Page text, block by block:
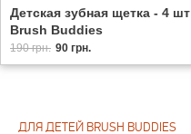
Детская зубная щетка - 4 шт
Brush Buddies
190 грн. 90 грн.
ДЛЯ ДЕТЕЙ BRUSH BUDDIES